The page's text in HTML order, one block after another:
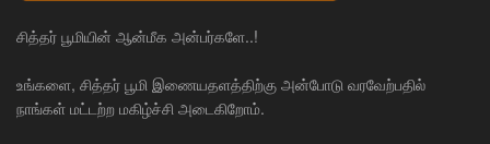
சித்தர் பூமியின் ஆன்மீக அன்பர்களே..!
உங்களை, சித்தர் பூமி இணையதளத்திற்கு அன்போடு வரவேற்பதில்
நாங்கள் மட்டற்ற மகிழ்ச்சி அடைகிறோம்.